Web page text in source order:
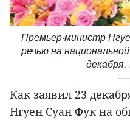
Премьер-министр
речью на
Как заявил 23
Нгуен Суан Фук на